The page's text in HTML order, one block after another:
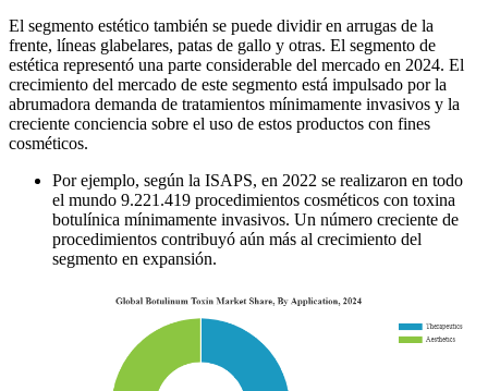
El segmento estético también se puede dividir en arrugas de la
frente, líneas glabelares, patas de gallo y otras. El segmento de
estética representó una parte considerable del mercado en 2024. El
crecimiento del mercado de este segmento está impulsado por la
abrumadora demanda de tratamientos mínimamente invasivos y la
creciente conciencia sobre el uso de estos productos con fines
cosméticos.
Por ejemplo, según la ISAPS, en 2022 se realizaron en todo
el mundo 9.221.419 procedimientos cosméticos con toxina
botulínica mínimamente invasivos. Un número creciente de
procedimientos contribuyó aún más al crecimiento del
segmento en expansión.